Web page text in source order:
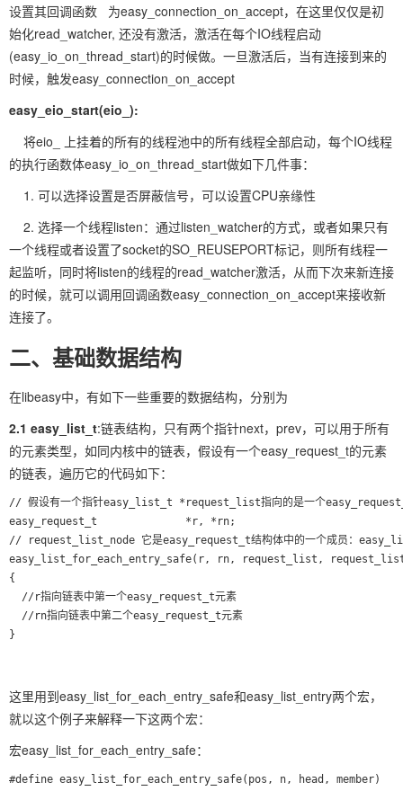
设置其回调函数 为easy_connection_on_accept，在这里仅仅是初
始化read_watcher, 还没有激活，激活在每个IO线程启动
(easy_io_on_thread_start)的时候做。一旦激活后，当有连接到来的
时候，触发easy_connection_on_accept
easy_eio_start(eio_):
将eio_ 上挂着的所有的线程池中的所有线程全部启动，每个IO线程
的执行函数体easy_io_on_thread_start做如下几件事：
1. 可以选择设置是否屏蔽信号，可以设置CPU亲缘性
2. 选择一个线程listen：通过listen_watcher的方式，或者如果只有
一个线程或者设置了socket的SO_REUSEPORT标记，则所有线程一
起监听，同时将listen的线程的read_watcher激活，从而下次来新连接
的时候，就可以调用回调函数easy_connection_on_accept来接收新
连接了。
二、基础数据结构
在libeasy中，有如下一些重要的数据结构，分别为
2.1 easy_list_t:链表结构，只有两个指针next，prev，可以用于所有
的元素类型，如同内核中的链表，假设有一个easy_request_t的元素
的链表，遍历它的代码如下：
// 假设有一个指针easy_list_t *request_list指向的是一个
easy_request_t              *r, *rn;
// request_list_node 它是easy_request_t结构体中的一个成员：
easy_list_for_each_entry_safe(r, rn, request_list,
{
  //r指向链表中第一个easy_request_t元素
  //rn指向链表中第二个easy_request_t元素
这里用到easy_list_for_each_entry_safe和easy_list_entry两个宏，
就以这个例子来解释一下这两个宏：
宏easy_list_for_each_entry_safe：
#define